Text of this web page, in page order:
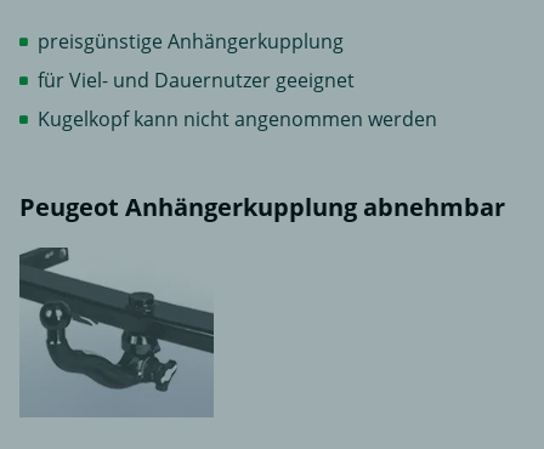
preisgünstige Anhängerkupplung
für Viel- und Dauernutzer geeignet
Kugelkopf kann nicht angenommen werden
Peugeot Anhängerkupplung abnehmbar